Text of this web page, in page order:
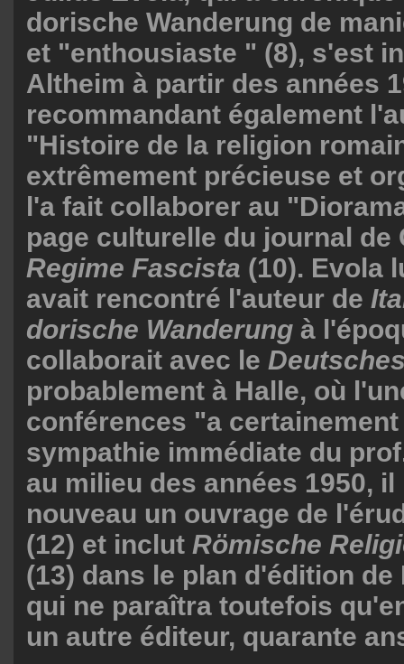
dorische Wanderung de
et "enthousiaste " (8), s'est
Altheim à partir des années
recommandant également
"Histoire de la religion
extrêmement précieuse et
l'a fait collaborer au
page culturelle du journal de
Regime Fascista (10). Evola
avait rencontré l'auteur de
dorische Wanderung à
collaborait avec le
probablement à Halle, où
conférences "a
sympathie immédiate du
au milieu des années 1950, il
nouveau un ouvrage de
(12) et inclut Römische
(13) dans le plan d'édition
qui ne paraîtra toutefois
un autre éditeur, quarante